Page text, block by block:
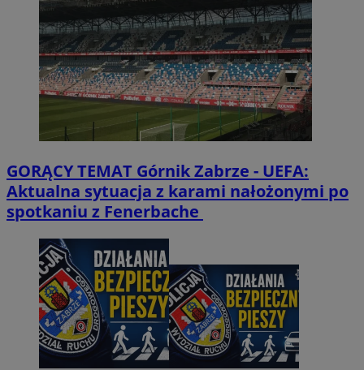
GORĄCY TEMAT Górnik Zabrze - UEFA:
Aktualna sytuacja z karami nałożonymi po
spotkaniu z Fenerbache